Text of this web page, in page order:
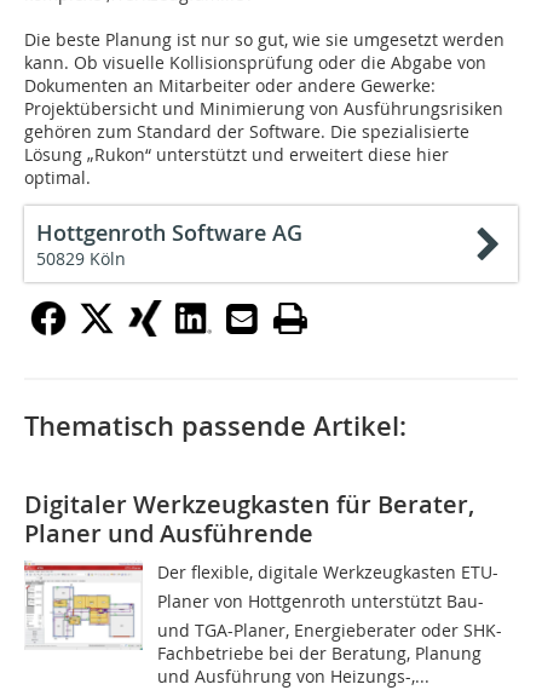
Die beste Planung ist nur so gut, wie sie umgesetzt werden
kann. Ob visuelle Kollisionsprüfung oder die Abgabe von
Dokumenten an Mitarbeiter oder andere Gewerke:
Projektübersicht und Minimierung von Ausführungsrisiken
gehören zum Standard der Software. Die spezialisierte
Lösung „Rukon“ unterstützt und erweitert diese hier
optimal.
Hottgenroth Software AG
50829 Köln
Thematisch passende Artikel:
Digitaler Werkzeugkasten für Berater,
Planer und Ausführende
Der flexible, digitale Werkzeugkasten ETU-
Planer von Hottgenroth unterstützt Bau-
und TGA-Planer, Energieberater oder SHK-
Fachbetriebe bei der Beratung, Planung
und Ausführung von Heizungs-,...